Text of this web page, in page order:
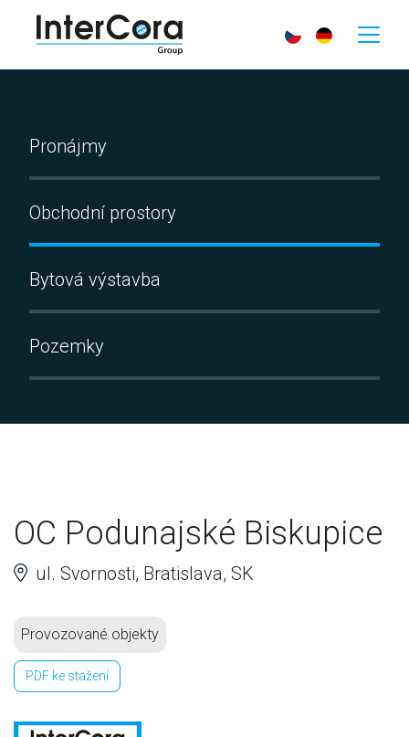
Pronájmy
Obchodní prostory
Bytová výstavba
Pozemky
OC Podunajské Biskupice
ul. Svornosti, Bratislava, SK
Provozované objekty
PDF ke stažení